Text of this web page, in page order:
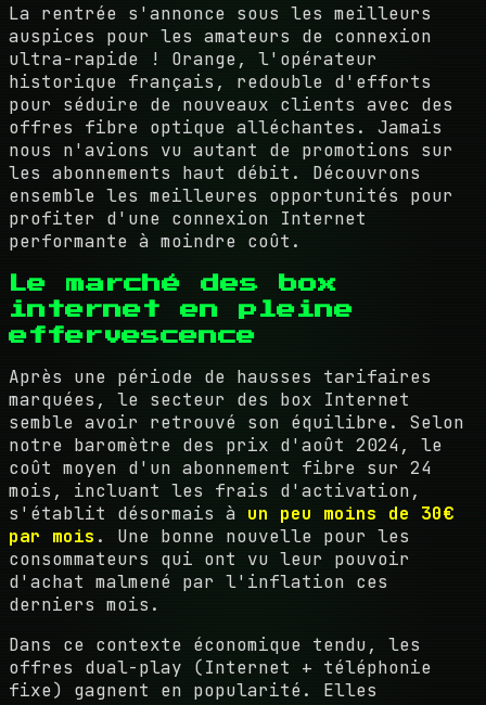
La rentrée s'annonce sous les meilleurs
auspices pour les amateurs de connexion
ultra-rapide ! Orange, l'opérateur
historique français, redouble d'efforts
pour séduire de nouveaux clients avec des
offres fibre optique alléchantes. Jamais
nous n'avions vu autant de promotions sur
les abonnements haut débit. Découvrons
ensemble les meilleures opportunités pour
profiter d'une connexion Internet
performante à moindre coût.
Le marché des box
internet en pleine
effervescence
Après une période de hausses tarifaires
marquées, le secteur des box Internet
semble avoir retrouvé son équilibre. Selon
notre baromètre des prix d'août 2024, le
coût moyen d'un abonnement fibre sur 24
mois, incluant les frais d'activation,
s'établit désormais à un peu moins de 30€
par mois . Une bonne nouvelle pour les
consommateurs qui ont vu leur pouvoir
d'achat malmené par l'inflation ces
derniers mois.
Dans ce contexte économique tendu, les
offres dual-play (Internet + téléphonie
fixe) gagnent en popularité. Elles